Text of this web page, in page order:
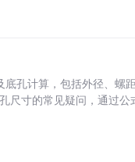
底孔计算，包括外径、螺
尺寸的常见疑问，通过